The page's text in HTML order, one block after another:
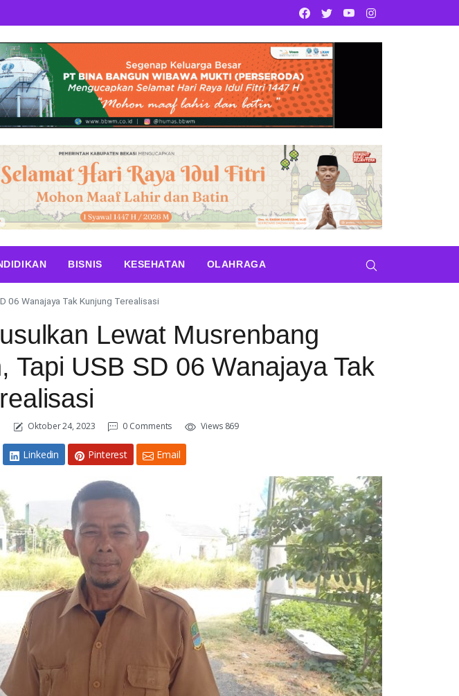
Facebook
TwitterYoutube
BISNIS KESEHATAN OLAHRAGA
06 Wanajaya Tak Kunjung Terealisasi
Lewat Musrenbang
Tapi USB SD 06 Wanajaya Tak
Oktober 24, 2023 0 Comments Views 869
Linkedin Pinterest Email